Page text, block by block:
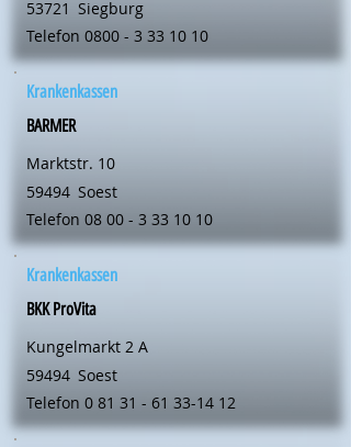
53721 Siegburg
Telefon 0800 - 3 33 10 10
Krankenkassen
BARMER
Marktstr. 10
59494 Soest
Telefon 08 00 - 3 33 10 10
Krankenkassen
BKK ProVita
Kungelmarkt 2 A
59494 Soest
Telefon 0 81 31 - 61 33-14 12